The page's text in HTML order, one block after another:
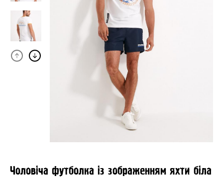
Чоловіча футболка із зображенням яхти біла